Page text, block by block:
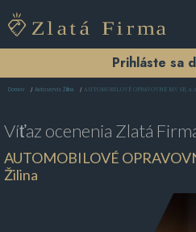
Prihláste sa
Domov Autoservis Žilina AUTOMOBILOVÉ OPRAVOVNE MV SR,
Víťaz ocenenia Zlatá
AUTOMOBILOVÉ
Žilina